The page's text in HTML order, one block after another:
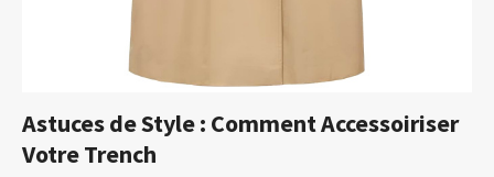
Astuces de Style : Comment Accessoiriser
Votre Trench